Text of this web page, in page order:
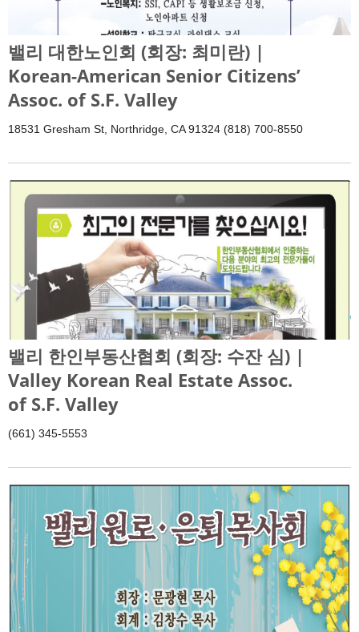
밸리 대한노인회 (회장: 최미란) |
Korean-American Senior Citizens’
Assoc. of S.F. Valley
18531 Gresham St, Northridge, CA 91324 (818) 700-8550
밸리 한인부동산협회 (회장: 수잔 심) |
Valley Korean Real Estate Assoc.
of S.F. Valley
(661) 345-5553